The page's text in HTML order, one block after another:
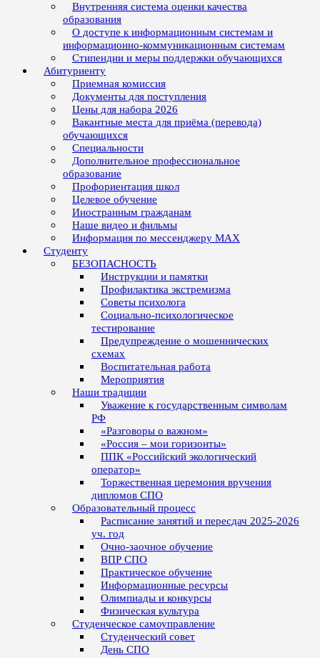
Внутренняя система оценки качества
образования
О доступе к информационным системам и
информационно-коммуникационным системам
Стипендии и меры поддержки обучающихся
Абитуриенту
Приемная комиссия
Документы для поступления
Цены для набора 2026
Вакантные места для приёма (перевода)
обучающихся
Специальности
Дополнительное профессиональное
образование
Профориентация школ
Целевое обучение
Иностранным гражданам
Наше видео и фильмы
Информация по мессенджеру MAX
Студенту
БЕЗОПАСНОСТЬ
Инструкции и памятки
Профилактика экстремизма
Советы психолога
Социально-психологическое
тестирование
Предупреждение о мошеннических
схемах
Воспитательная работа
Мероприятия
Наши традиции
Уважение к государственным символам
РФ
«Разговоры о важном»
«Россия – мои горизонты»
ППК «Российский экологический
оператор»
Торжественная церемония вручения
дипломов СПО
Образовательный процесс
Расписание занятий и пересдач 2025-2026
уч. год
Очно-заочное обучение
ВПР СПО
Практическое обучение
Информационные ресурсы
Олимпиады и конкурсы
Физическая культура
Студенческое самоуправление
Студенческий совет
День СПО